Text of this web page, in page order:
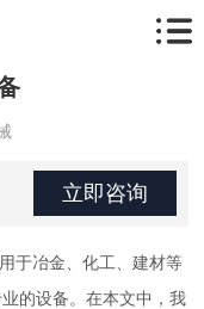
立即咨询
于冶金、化工、建材等
的设备。在本文中，我